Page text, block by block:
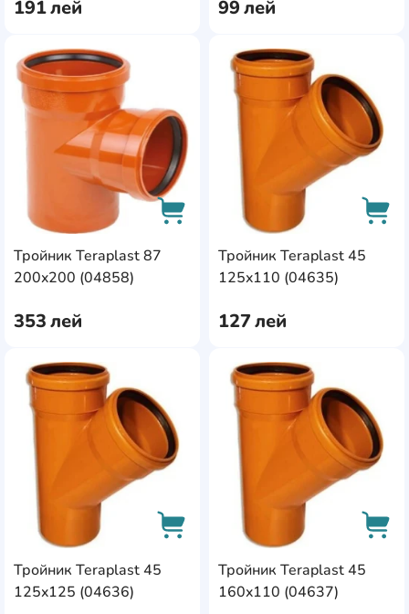
191лей 99лей
Тройник Teraplast 87
200x200 (04858)
353лей
AddCardToFavourite
AddCardToCart
Тройник Teraplast 45
125x110 (04635)
127лей
Тройник Teraplast 45
125x125 (04636)
AddCardToFavourite
AddCardToCart
Тройник Teraplast 45
160x110 (04637)